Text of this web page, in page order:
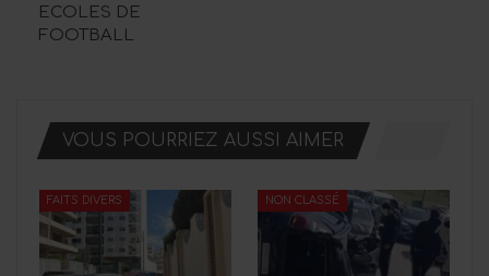
ECOLES DE
FOOTBALL
VOUS POURRIEZ AUSSI AIMER
FAITS DIVERS NON CLASSÉ